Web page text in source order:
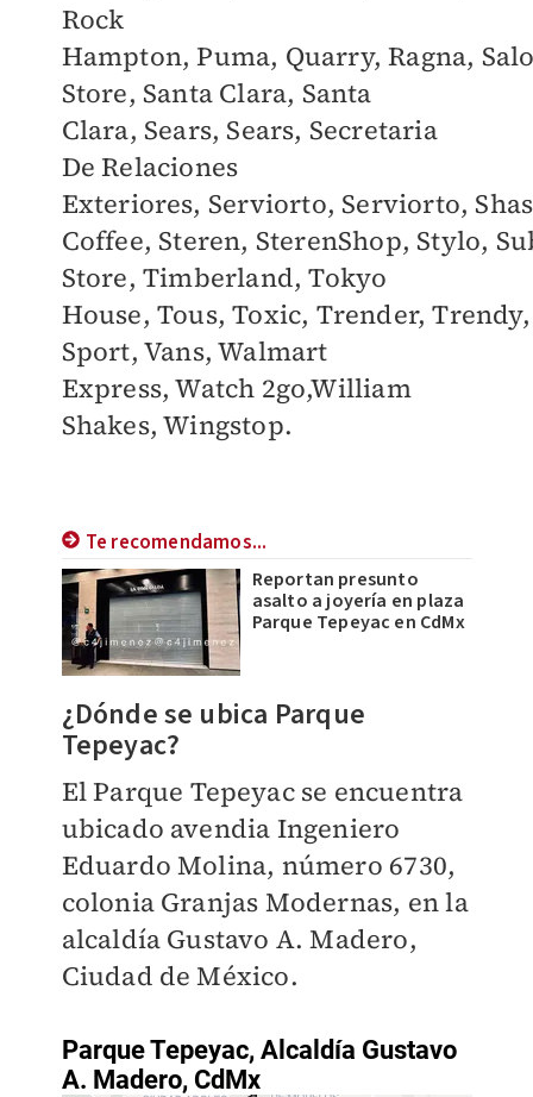
Rock
Hampton,Puma, Quarry,Ragna,
Store, Santa Clara, Santa
Clara, Sears, Sears, Secretaria
De Relaciones
Exteriores, Serviorto, Serviorto,
Coffee, Steren, SterenShop, Stylo,
Store, Timberland,Tokyo
House, Tous,Toxic, Trender,
Sport, Vans,Walmart
Express,Watch 2go,William
Shakes,Wingstop.
Te recomendamos...
Reportan presunto
asalto a joyería en plaza
Parque Tepeyac en CdMx
¿Dónde se ubica Parque
Tepeyac?
El Parque Tepeyac se encuentra
ubicado avendia Ingeniero
Eduardo Molina, número 6730,
colonia Granjas Modernas, en la
alcaldía Gustavo A. Madero,
Ciudad de México.